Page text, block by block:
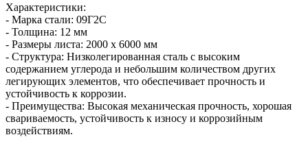
Характеристики:
- Марка стали: 09Г2С
- Толщина: 12 мм
- Размеры листа: 2000 х 6000 мм
- Структура: Низколегированная сталь с высоким
содержанием углерода и небольшим количеством других
легирующих элементов, что обеспечивает прочность и
устойчивость к коррозии.
- Преимущества: Высокая механическая прочность, хорошая
свариваемость, устойчивость к износу и коррозийным
воздействиям.